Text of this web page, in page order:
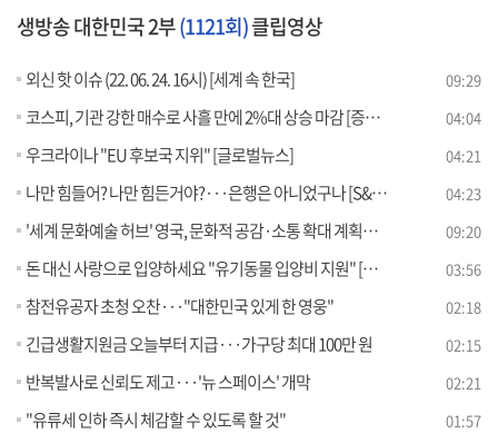
생방송 대한민국 2부(1121회)클립영상
외신 핫 이슈 (22. 06. 24. 16시) [세계 속 한국] 09:29
코스피, 기관 강한 매수로 사흘 만에 2%대 상승 마감 [증권시장] 04:04
우크라이나 "EU 후보국 지위" [글로벌뉴스] 04:21
나만 힘들어? 나만 힘든거야?···은행은 아니었구나 [S&News] 04:23
'세계 문화예술 허브' 영국, 문화적 공감·소통 확대 계획은? [세계 속 한국] 09:20
돈 대신 사랑으로 입양하세요 "유기동물 입양비 지원" [돈이 보이는 VCR] 03:56
참전유공자 초청 오찬···"대한민국 있게 한 영웅" 02:18
긴급생활지원금 오늘부터 지급···가구당 최대 100만 원 02:15
반복발사로 신뢰도 제고···'뉴 스페이스' 개막 02:21
"유류세 인하 즉시 체감할 수 있도록 할 것" 01:57